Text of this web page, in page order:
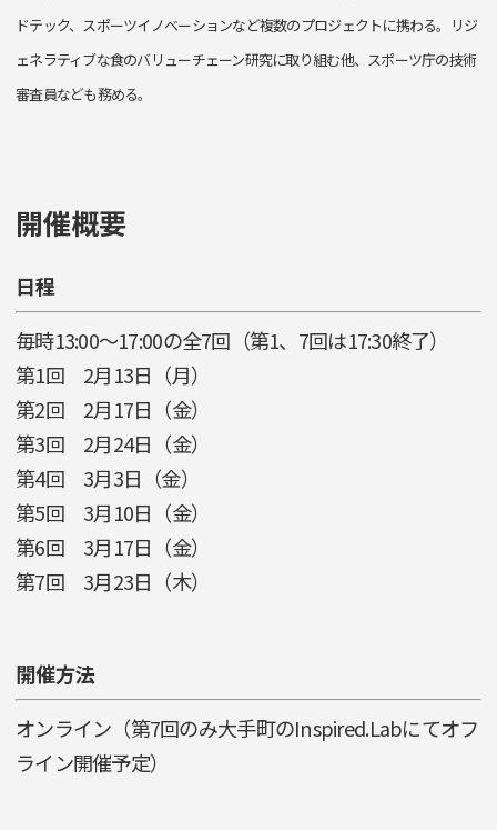
ドテック、スポーツイノベーションなど複数のプロジェクトに携わる。リジ
ェネラティブな食のバリューチェーン研究に取り組む他、スポーツ庁の技術
審査員なども務める。
開催概要
日程
毎時13:00〜17:00の全7回（第1、7回は17:30終了）
第1回 2月13日（月）
第2回 2月17日（金）
第3回 2月24日（金）
第4回 3月3日（金）
第5回 3月10日（金）
第6回 3月17日（金）
第7回 3月23日（木）
開催方法
オンライン（第7回のみ大手町のInspired.Labにてオフ
ライン開催予定）